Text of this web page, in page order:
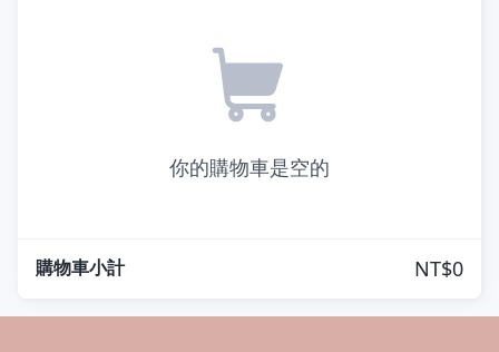
你的購物車是空的
購物車小計 NT$0